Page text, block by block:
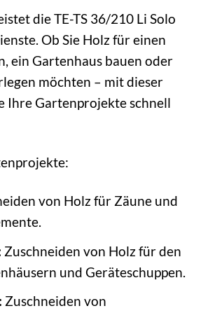
die TE-TS 36/210 Li Solo
Ob Sie Holz für einen
ein Gartenhaus bauen oder
möchten – mit dieser
Ihre Gartenprojekte schnell
von Holz für Zäune und
Zuschneiden von Holz für den
und Geräteschuppen.
Zuschneiden von